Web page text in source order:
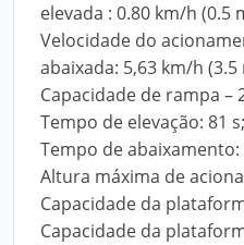
elevada : 0.80 km/h (0.5
Velocidade do
abaixada: 5,63 km/h (3.5
Capacidade de rampa –
Tempo de elevação: 81 s;
Tempo de abaixamento:
Altura máxima de
Capacidade da
Capacidade da